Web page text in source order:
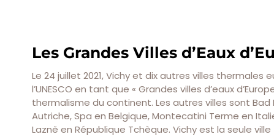
Les Grandes Villes d’Eaux
Le 24 juillet 2021, Vichy et dix autres villes
l’UNESCO en tant que « Grandes villes d’eaux
thermalisme du continent. Les autres villes sont Bad
Autriche, Spa en Belgique, Montecatini Terme en
Lazně en République Tchèque. Vichy est la seule